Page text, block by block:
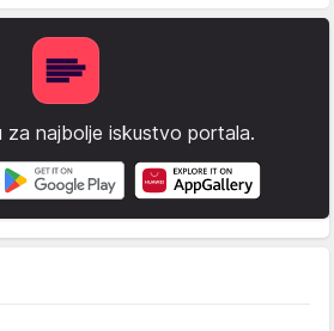
za najbolje iskustvo portala.